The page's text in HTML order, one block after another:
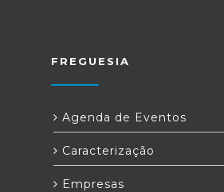
FREGUESIA
Agenda de Eventos
Caracterização
Empresas